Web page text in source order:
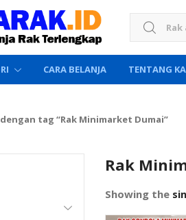
Search for:
CARA BELANJA TENTANG
tag “Rak Minimarket Dumai”
Rak
Showing the